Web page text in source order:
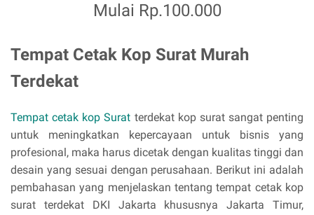
Mulai Rp.100.000
Tempat Cetak Kop Surat Murah
Terdekat
Tempat cetak kop Surat terdekat kop surat sangat penting
untuk meningkatkan kepercayaan untuk bisnis yang
profesional, maka harus dicetak dengan kualitas tinggi dan
desain yang sesuai dengan perusahaan. Berikut ini adalah
pembahasan yang menjelaskan tentang tempat cetak kop
surat terdekat DKI Jakarta khususnya Jakarta Timur,